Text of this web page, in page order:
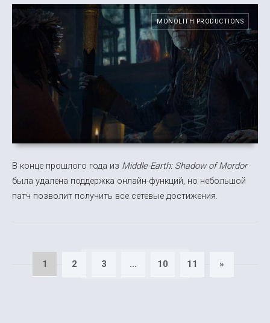
MONOLITH PRODUCTIONS
В конце прошлого года из Middle-Earth: Shadow of Mordor
была удалена поддержка онлайн-функций, но небольшой
патч позволит получить все сетевые достижения.
1 2 3 ... 10 11 »